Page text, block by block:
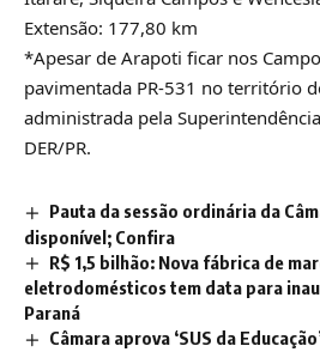
Extensão: 177,80 km
*Apesar de Arapoti ficar nos
pavimentada PR-531 no território
administrada pela
DER/PR.
Pauta da sessão ordinária da
disponível; Confira
R$ 1,5 bilhão: Nova fábrica de
eletrodomésticos tem data para
Paraná
Câmara aprova ‘SUS da